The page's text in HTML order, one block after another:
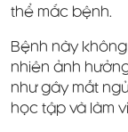
thể mắc bệnh.
Bệnh này
nhiên ảnh
như gây mất
học tập và làm